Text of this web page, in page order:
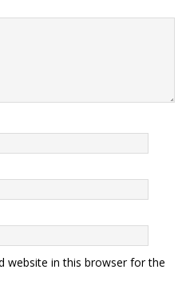
website in this browser for the